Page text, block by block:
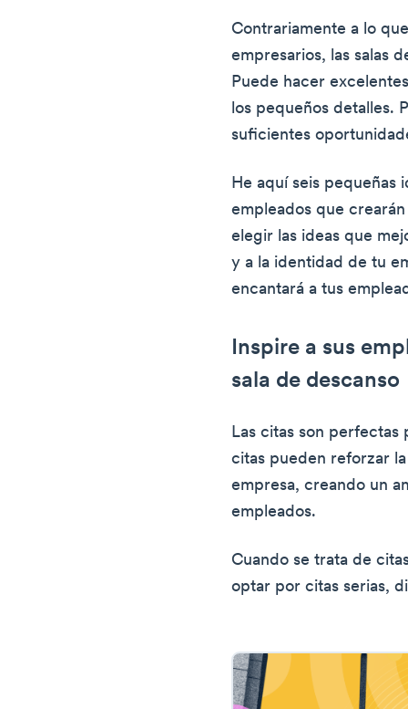
Contrariamente a lo
empresarios, las salas
Puede hacer
los pequeños detalles.
suficientes
He aquí seis pequeñas
empleados que
elegir las ideas que
y a la identidad de tu
encantará a tus
Inspire a sus
sala de descanso
Las citas son perfectas
citas pueden reforzar
empresa, creando un
empleados.
Cuando se trata de
optar por citas serias,